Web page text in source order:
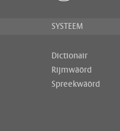
SYSTEEM
Dictionair
Rijmwäörd
Spreekwäörd